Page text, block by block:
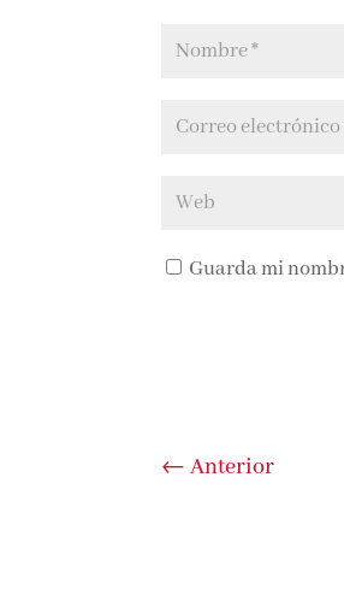
Guarda mi
←Anterior